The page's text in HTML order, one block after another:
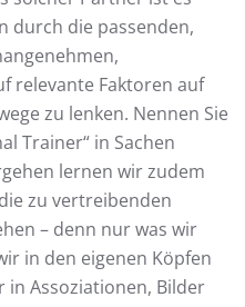
durch die passenden,
relevante Faktoren auf
zu lenken. Nennen Sie
Trainer“ in Sachen
lernen wir zudem
zu vertreibenden
– denn nur was wir
in den eigenen Köpfen
in Assoziationen, Bilder